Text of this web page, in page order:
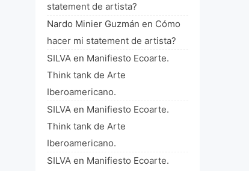
statement de artista?
Nardo Minier Guzmán en Cómo
hacer mi statement de artista?
SILVA en Manifiesto Ecoarte.
Think tank de Arte
Iberoamericano.
SILVA en Manifiesto Ecoarte.
Think tank de Arte
Iberoamericano.
SILVA en Manifiesto Ecoarte.